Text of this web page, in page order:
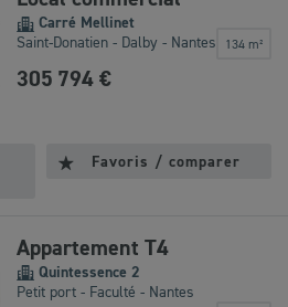
Carré Mellinet
Saint-Donatien - Dalby - Nantes
134 m²
305 794 €
Favoris / comparer
Appartement T4
Quintessence 2
Petit port - Faculté - Nantes